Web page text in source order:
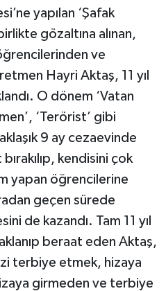
yapılan ‘Şafak
gözaltına alınan,
ve
Hayri Aktaş, 11 yıl
O dönem ‘Vatan
‘Terörist’ gibi
9 ay cezaevinde
kendisini çok
yapan öğrencilerine
geçen sürede
de kazandı. Tam 11 yıl
beraat eden Aktaş,
terbiye etmek, hizaya
girmeden ve terbiye